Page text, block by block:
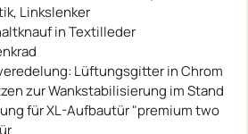
Linkslenker
in Textilleder
Lüftungsgitter in Chrom
zur Wankstabilisierung im Stand
für XL-Aufbautür "premium two